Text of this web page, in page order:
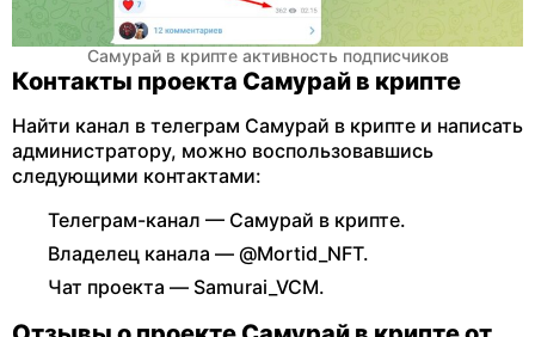
Самурай в крипте активность подписчиков
Контакты проекта Самурай в крипте
Найти канал в телеграм Самурай в крипте и написать
администратору, можно воспользовавшись
следующими контактами:
Телеграм-канал — Самурай в крипте.
Владелец канала — @Mortid_NFT.
Чат проекта — Samurai_VCM.